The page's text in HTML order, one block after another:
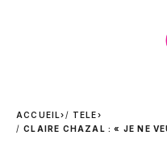
ACCUEIL› TELE›
CLAIRE CHAZAL : « JE NE